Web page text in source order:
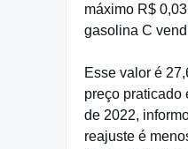
máximo R$
gasolina C
Esse valor é
preço praticado
de 2022,
reajuste é